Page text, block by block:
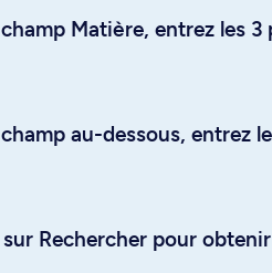
Matière, entrez les
au-dessous, entrez
Rechercher pour